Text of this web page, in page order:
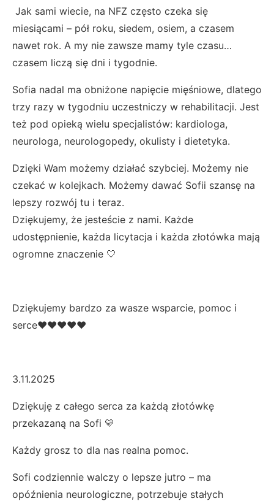
Jak sami wiecie, na NFZ często czeka się
miesiącami – pół roku, siedem, osiem, a czasem
nawet rok. A my nie zawsze mamy tyle czasu…
czasem liczą się dni i tygodnie.
Sofia nadal ma obniżone napięcie mięśniowe, dlatego
trzy razy w tygodniu uczestniczy w rehabilitacji. Jest
też pod opieką wielu specjalistów: kardiologa,
neurologa, neurologopedy, okulisty i dietetyka.
Dzięki Wam możemy działać szybciej. Możemy nie
czekać w kolejkach. Możemy dawać Sofii szansę na
lepszy rozwój tu i teraz.
Dziękujemy, że jesteście z nami. Każde
udostępnienie, każda licytacja i każda złotówka mają
ogromne znaczenie 🤍
Dziękujemy bardzo za wasze wsparcie, pomoc i
serce❤❤❤❤❤
3.11.2025
Dziękuję z całego serca za każdą złotówkę
przekazaną na Sofi 💛
Każdy grosz to dla nas realna pomoc.
Sofi codziennie walczy o lepsze jutro – ma
opóźnienia neurologiczne, potrzebuje stałych